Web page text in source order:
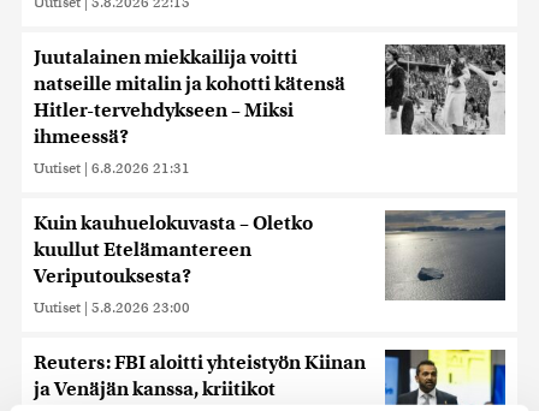
Juutalainen miekkailija voitti
natseille mitalin ja kohotti kätensä
Hitler-tervehdykseen – Miksi
ihmeessä?
Uutiset | 6.8.2026 21:31
Kuin kauhuelokuvasta – Oletko
kuullut Etelämantereen
Veriputouksesta?
Uutiset | 5.8.2026 23:00
Reuters: FBI aloitti yhteistyön Kiinan
ja Venäjän kanssa, kriitikot